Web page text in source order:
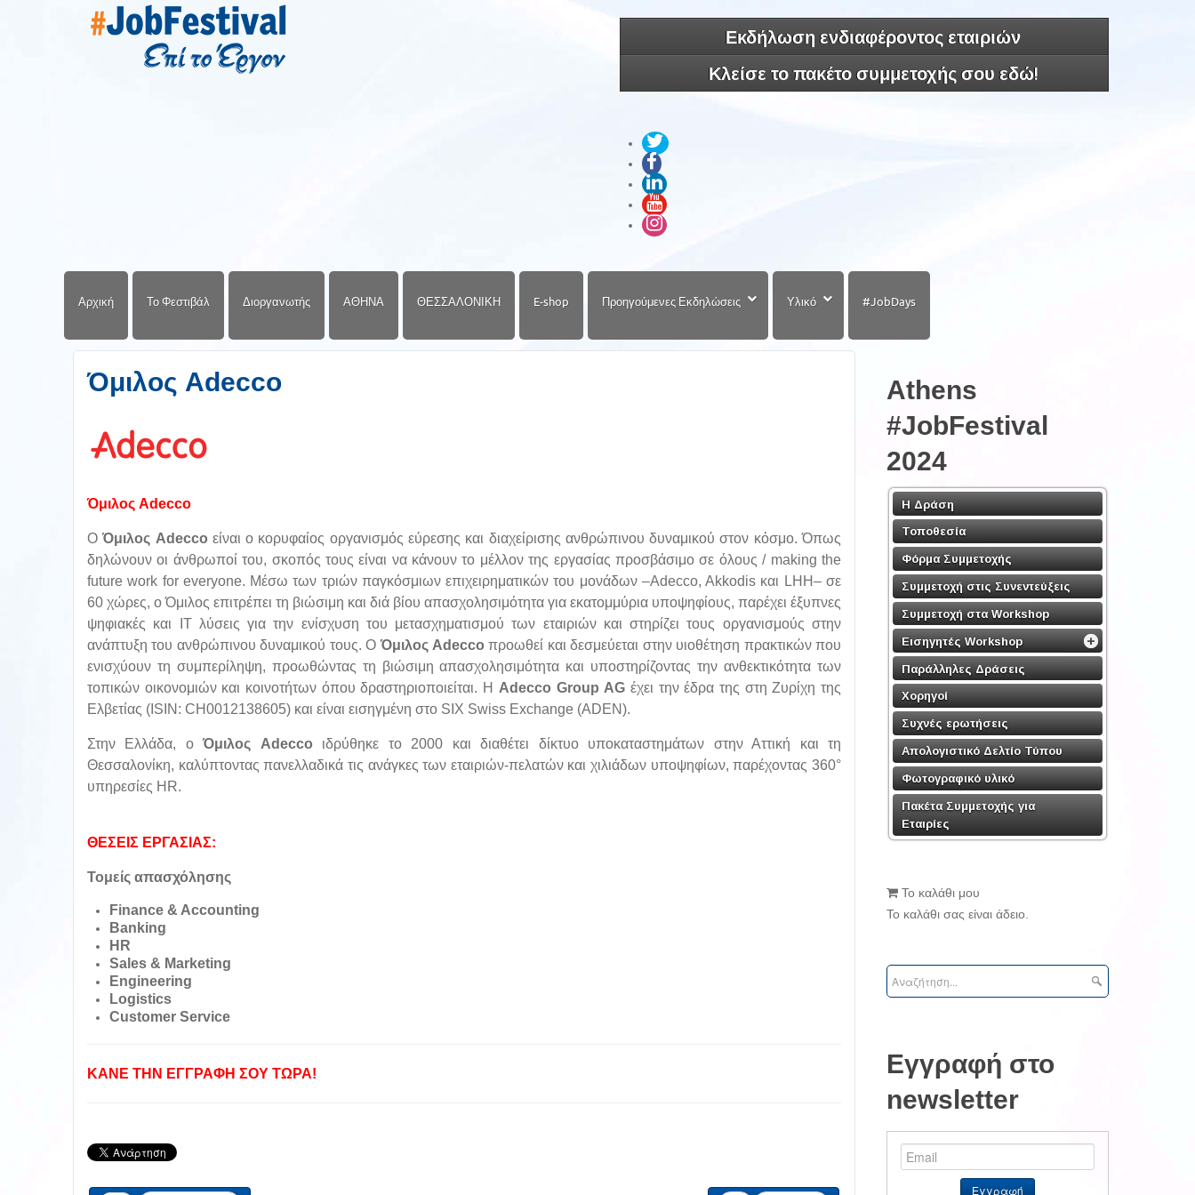
Εκδήλωση ενδιαφέροντος εταιριών
Κλείσε το πακέτο συμμετοχής σου εδώ!
Αρχική Το Φεστιβάλ Διοργανωτής ΑΘΗΝΑ ΘΕΣΣΑΛΟΝΙΚΗ E-shop Προηγούμενες Εκδηλώσεις Υλικό #JobDays
Όμιλος Adecco
Όμιλος Adecco
ΟΌμιλος Adecco είναι o κορυφαίος οργανισμός εύρεσης και διαχείρισης ανθρώπινου δυναμικού στον κόσμο. Όπως
δηλώνουν οι άνθρωποί του, σκοπός τους είναι να κάνουν το μέλλον της εργασίας προσβάσιμο σε όλους / making the
future work for everyone. Μέσω των τριών παγκόσμιων επιχειρηματικών του μονάδων –Adecco, Akkodis και LHH– σε
60 χώρες, ο Όμιλος επιτρέπει τη βιώσιμη και διά βίου απασχολησιμότητα για εκατομμύρια υποψηφίους, παρέχει έξυπνες
ψηφιακές και IT λύσεις για την ενίσχυση του μετασχηματισμού των εταιριών και στηρίζει τους οργανισμούς στην
ανάπτυξη του ανθρώπινου δυναμικού τους. Ο Όμιλος Adecco προωθεί και δεσμεύεται στην υιοθέτηση πρακτικών που
ενισχύουν τη συμπερίληψη, προωθώντας τη βιώσιμη απασχολησιμότητα και υποστηρίζοντας την ανθεκτικότητα των
τοπικών οικονομιών και κοινοτήτων όπου δραστηριοποιείται. Η Adecco Group AG έχει την έδρα της στη Ζυρίχη της
Ελβετίας (ISIN: CH0012138605) και είναι εισηγμένη στο SIX Swiss Exchange (ADEN).
Στην Ελλάδα, οΌμιλος Adecco ιδρύθηκε το 2000 και διαθέτει δίκτυο υποκαταστημάτων στην Αττική και τη
Θεσσαλονίκη, καλύπτοντας πανελλαδικά τις ανάγκες των εταιριών-πελατών και χιλιάδων υποψηφίων, παρέχοντας 360°
υπηρεσίες HR.
ΘΕΣΕΙΣ ΕΡΓΑΣΙΑΣ:
Τομείς απασχόλησης
Finance & Accounting
Banking
HR
Sales & Marketing
Engineering
Logistics
Customer Service
ΚΑΝΕ ΤΗΝ ΕΓΓΡΑΦΗ ΣΟΥ ΤΩΡΑ!
Athens
#JobFestival
2024
Η Δράση
Τοποθεσία
Φόρμα Συμμετοχής
Συμμετοχή στις Συνεντεύξεις
Συμμετοχή στα Workshop
Εισηγητές Workshop
Παράλληλες Δράσεις
Χορηγοί
Συχνές ερωτήσεις
Απολογιστικό Δελτίο Τύπου
Φωτογραφικό υλικό
Πακέτα Συμμετοχής για
Εταιρίες
Το καλάθι μου
Το καλάθι σας είναι άδειο.
Εγγραφή στο
newsletter